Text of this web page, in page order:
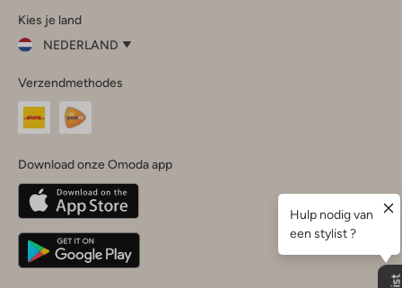
InstagramFacebook
Kies je land
NEDERLAND
je
land
Nederland
Belgique(Français)
Deutschland
Verzendmethodes
Download onze Omoda app